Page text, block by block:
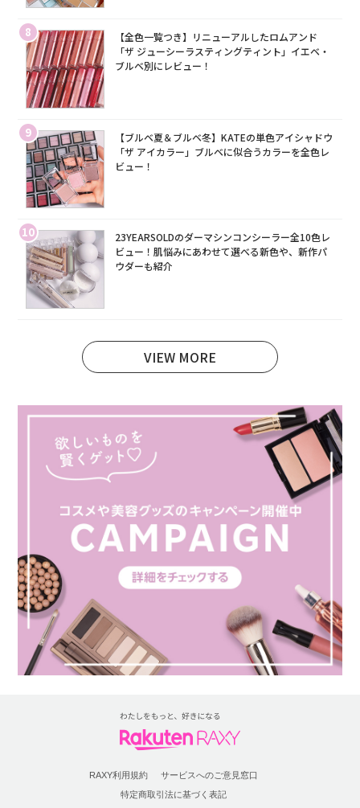
8
【全色一覧つき】リニューアルしたロムアンド
「ザ ジューシーラスティングティント」イエベ・
ブルベ別にレビュー！
9
【ブルベ夏＆ブルベ冬】KATEの単色アイシャドウ
「ザ アイカラー」ブルベに似合うカラーを全色レ
ビュー！
10
23YEARSOLDのダーマシンコンシーラー全10色レ
ビュー！肌悩みにあわせて選べる新色や、新作パ
ウダーも紹介
VIEW MORE
RAXY利用規約
サービスへのご意見窓口
特定商取引法に基づく表記